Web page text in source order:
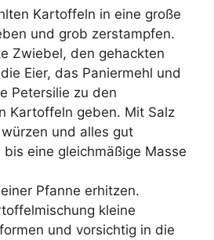
Kartoffeln in eine große
und grob zerstampfen.
Zwiebel, den gehackten
Eier, das Paniermehl und
Petersilie zu den
Kartoffeln geben. Mit Salz
und alles gut
bis eine gleichmäßige Masse
Pfanne erhitzen.
kleine
und vorsichtig in die